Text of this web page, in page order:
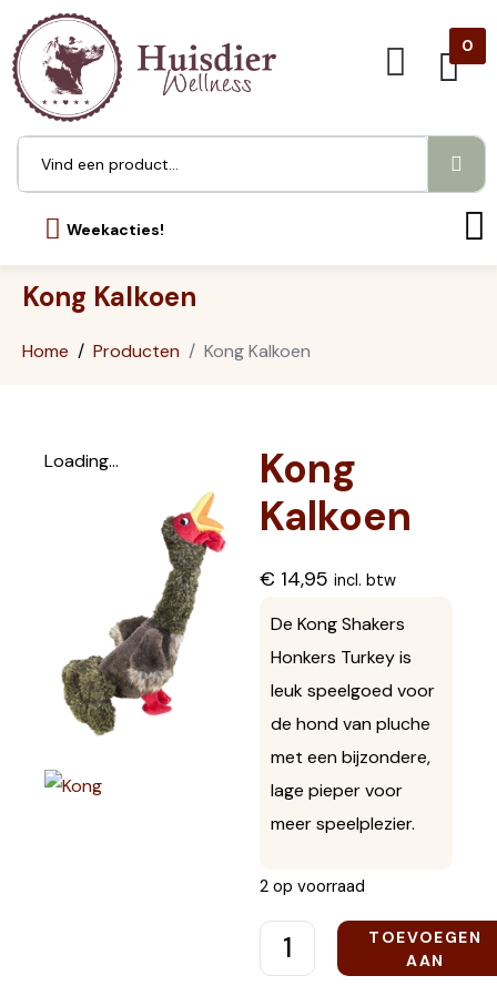
0
Weekacties!
Kong Kalkoen
Home Producten Kong Kalkoen
Loading...
Kong
Kalkoen
€ 14,95 incl. btw
De Kong Shakers
Honkers Turkey is
leuk speelgoed voor
de hond van pluche
met een bijzondere,
lage pieper voor
meer speelplezier.
2 op voorraad
TOEVOEGEN
AAN